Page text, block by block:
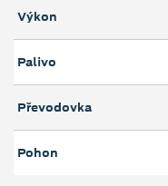
Výkon
Palivo
Převodovka
Pohon